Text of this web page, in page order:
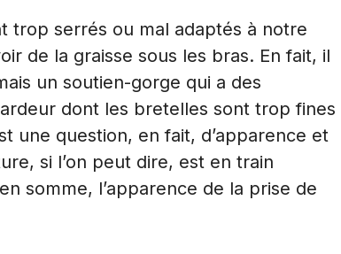
trop serrés ou mal adaptés à notre
de la graisse sous les bras. En fait, il
un soutien-gorge qui a des
dont les bretelles sont trop fines
une question, en fait, d’apparence et
si l’on peut dire, est en train
somme, l’apparence de la prise de